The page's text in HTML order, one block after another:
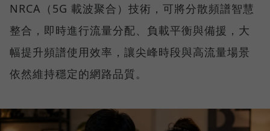
NRCA（5G 載波聚合）技術，可將分散頻譜智慧
整合，即時進行流量分配、負載平衡與備援，大
幅提升頻譜使用效率，讓尖峰時段與高流量場景
依然維持穩定的網路品質。